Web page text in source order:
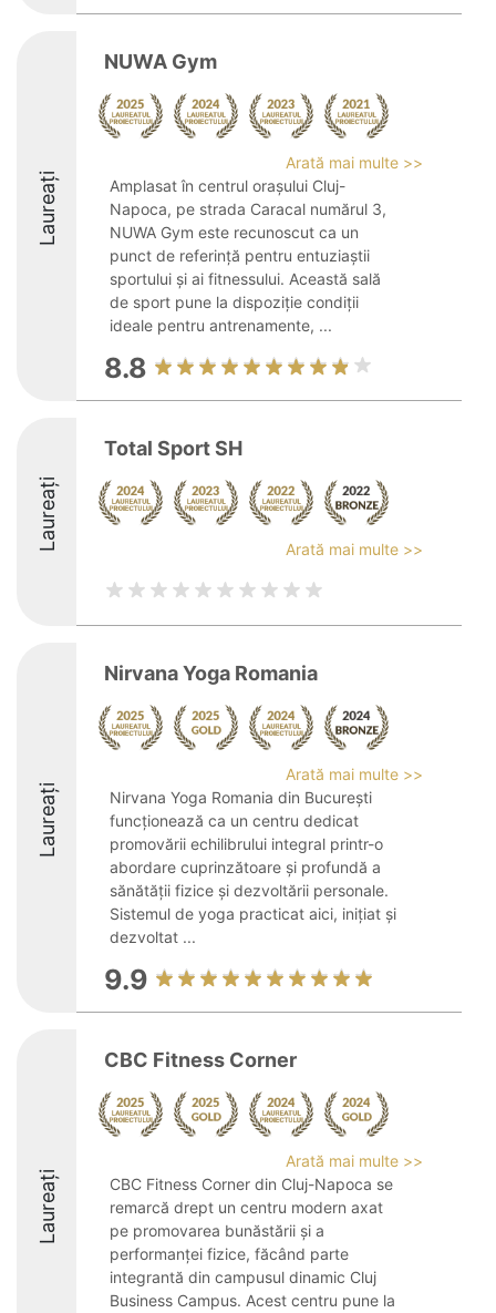
Laureați
NUWA Gym
Arată mai multe >>
Amplasat în centrul orașului Cluj-
Napoca, pe strada Caracal numărul 3,
NUWA Gym este recunoscut ca un
punct de referință pentru entuziaștii
sportului și ai fitnessului. Această sală
de sport pune la dispoziție condiții
ideale pentru antrenamente, ...
8.8
Laureați
Total Sport SH
Arată mai multe >>
Laureați
Nirvana Yoga Romania
Arată mai multe >>
Nirvana Yoga Romania din București
funcționează ca un centru dedicat
promovării echilibrului integral printr-o
abordare cuprinzătoare și profundă a
sănătății fizice și dezvoltării personale.
Sistemul de yoga practicat aici, inițiat și
dezvoltat ...
9.9
Laureați
CBC Fitness Corner
Arată mai multe >>
CBC Fitness Corner din Cluj-Napoca se
remarcă drept un centru modern axat
pe promovarea bunăstării și a
performanței fizice, făcând parte
integrantă din campusul dinamic Cluj
Business Campus. Acest centru pune la